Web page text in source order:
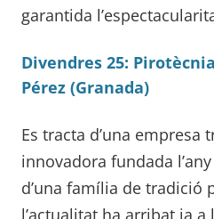
garantida
Divendres 25:
Pérez (Granada)
Es tracta d’una
innovadora fundada
d’una família de tradició
l’actualitat ha arribat ja a